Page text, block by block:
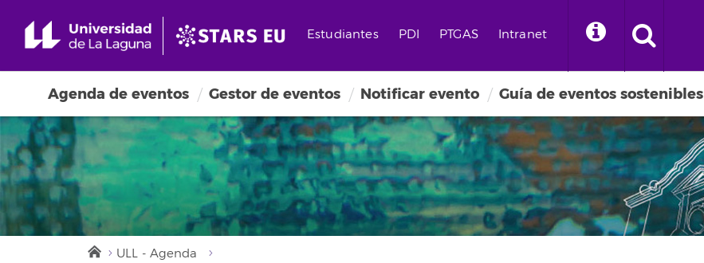
Estudiantes PDI PTGAS Intranet
Agenda de eventos Gestor de eventos Notificar evento Guía de eventos sostenibles
ULL - Agenda